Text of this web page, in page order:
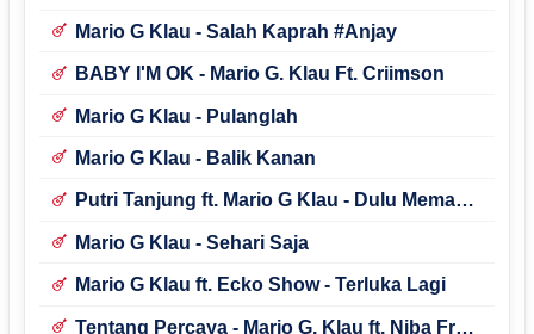
Mario G Klau - Salah Kaprah #Anjay
BABY I'M OK - Mario G. Klau Ft. Criimson
Mario G Klau - Pulanglah
Mario G Klau - Balik Kanan
Putri Tanjung ft. Mario G Klau - Dulu Memang
Mario G Klau - Sehari Saja
Mario G Klau ft. Ecko Show - Terluka Lagi
Tentang Percaya - Mario G. Klau ft. Niba Fred